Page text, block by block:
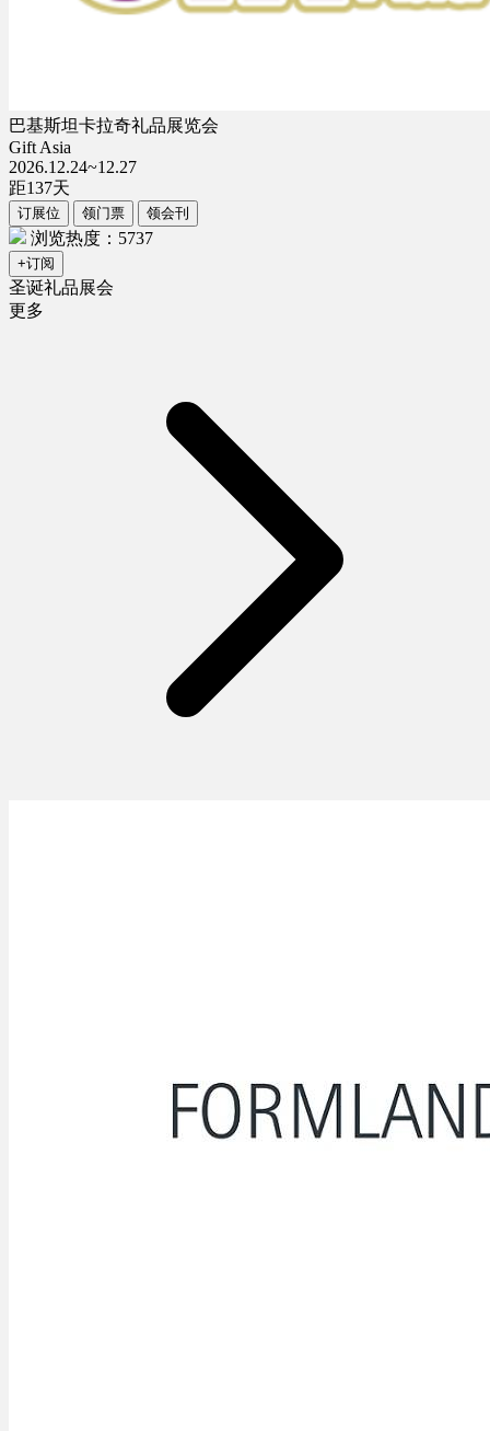
巴基斯坦卡拉奇礼品展览会
Gift Asia
2026.12.24~12.27
距137天
订展位 领门票 领会刊
浏览热度：5737
+订阅
圣诞礼品展会
更多